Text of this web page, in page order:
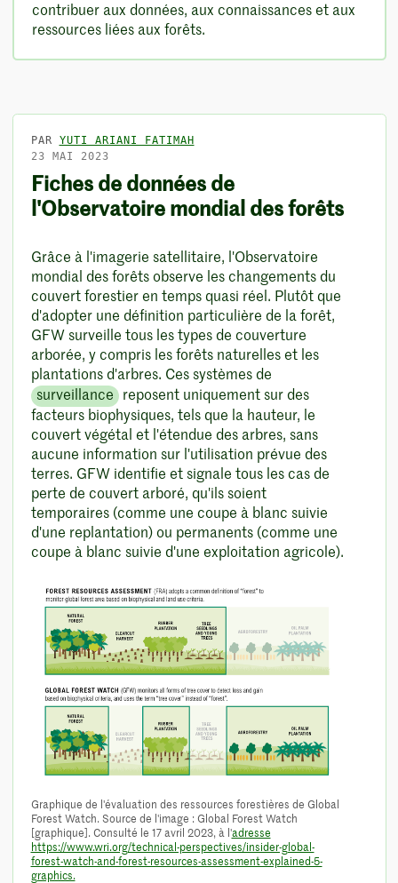
contribuer aux données, aux connaissances et aux
ressources liées aux forêts.
PAR YUTI ARIANI FATIMAH
23 MAI 2023
Fiches de données de
l'Observatoire mondial des forêts
Grâce à l'imagerie satellitaire, l'Observatoire
mondial des forêts observe les changements du
couvert forestier en temps quasi réel. Plutôt que
d'adopter une définition particulière de la forêt,
GFW surveille tous les types de couverture
arborée, y compris les forêts naturelles et les
plantations d'arbres. Ces systèmes de
surveillance reposent uniquement sur des
facteurs biophysiques, tels que la hauteur, le
couvert végétal et l'étendue des arbres, sans
aucune information sur l'utilisation prévue des
terres. GFW identifie et signale tous les cas de
perte de couvert arboré, qu'ils soient
temporaires (comme une coupe à blanc suivie
d'une replantation) ou permanents (comme une
coupe à blanc suivie d'une exploitation agricole).
Graphique de l'évaluation des ressources forestières de Global
Forest Watch. Source de l'image : Global Forest Watch
[graphique]. Consulté le 17 avril 2023, à l'adresse
https://www.wri.org/technical-perspectives/insider-global-
forest-watch-and-forest-resources-assessment-explained-5-
graphics.